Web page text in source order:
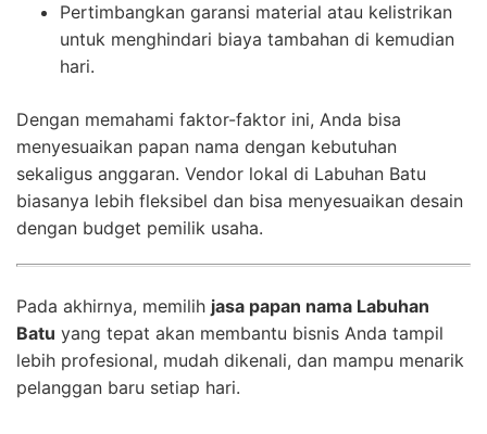
Pertimbangkan garansi material atau kelistrikan
untuk menghindari biaya tambahan di kemudian
hari.
Dengan memahami faktor-faktor ini, Anda bisa
menyesuaikan papan nama dengan kebutuhan
sekaligus anggaran. Vendor lokal di Labuhan Batu
biasanya lebih fleksibel dan bisa menyesuaikan desain
dengan budget pemilik usaha.
Pada akhirnya, memilih jasa papan nama Labuhan
Batu yang tepat akan membantu bisnis Anda tampil
lebih profesional, mudah dikenali, dan mampu menarik
pelanggan baru setiap hari.